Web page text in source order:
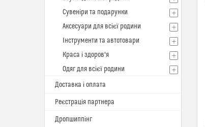
Сувеніри та подарунки
Аксесуари для всієї родини
Інструменти та автотовари
Краса і здоров'я
Одяг для всієї родини
Доставка і оплата
Реєстрація партнера
Дропшиппінг